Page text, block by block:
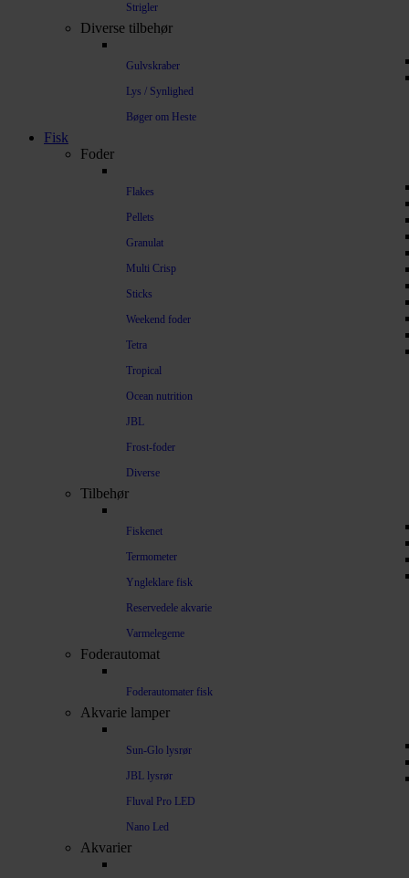
Strigler
Diverse tilbehør
Gulvskraber
Lys / Synlighed
Bøger om Heste
Fisk
Foder
Flakes
Pellets
Granulat
Multi Crisp
Sticks
Weekend foder
Tetra
Tropical
Ocean nutrition
JBL
Frost-foder
Diverse
Tilbehør
Fiskenet
Termometer
Yngleklare fisk
Reservedele akvarie
Varmelegeme
Foderautomat
Foderautomater fisk
Akvarie lamper
Sun-Glo lysrør
JBL lysrør
Fluval Pro LED
Nano Led
Akvarier